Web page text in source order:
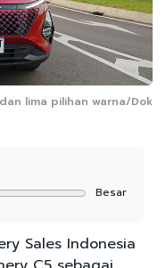
lima pilihan warna/Dok
Besar
Sales Indonesia